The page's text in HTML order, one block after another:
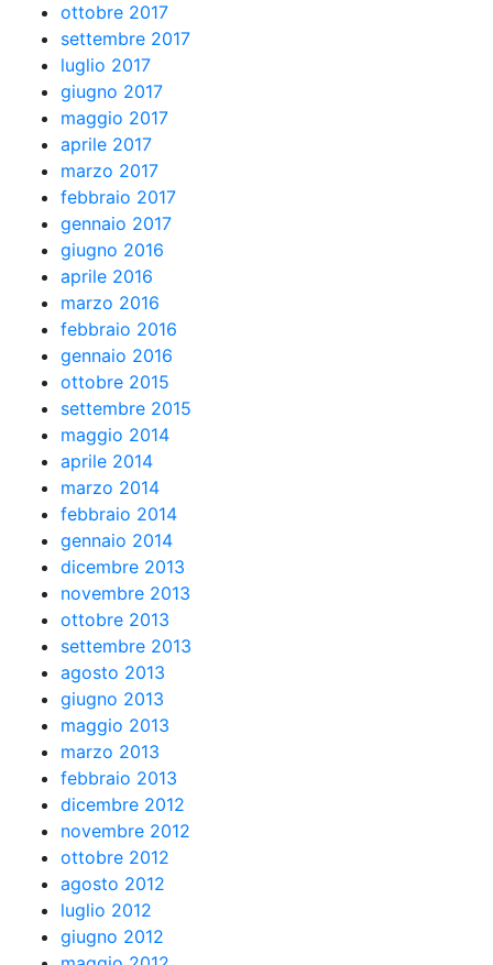
ottobre 2017
settembre 2017
luglio 2017
giugno 2017
maggio 2017
aprile 2017
marzo 2017
febbraio 2017
gennaio 2017
giugno 2016
aprile 2016
marzo 2016
febbraio 2016
gennaio 2016
ottobre 2015
settembre 2015
maggio 2014
aprile 2014
marzo 2014
febbraio 2014
gennaio 2014
dicembre 2013
novembre 2013
ottobre 2013
settembre 2013
agosto 2013
giugno 2013
maggio 2013
marzo 2013
febbraio 2013
dicembre 2012
novembre 2012
ottobre 2012
agosto 2012
luglio 2012
giugno 2012